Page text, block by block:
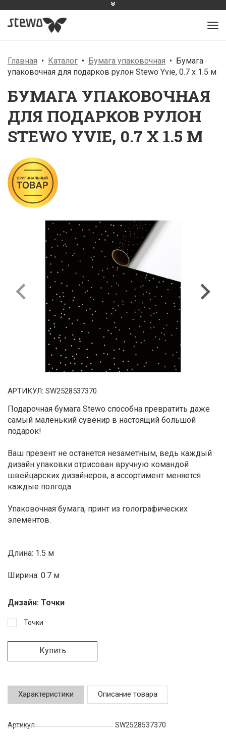
Главная Каталог Бумага упаковочная
Бумага
упаковочная для подарков рулон Stewo Yvie, 0.7 x 1.5 м
БУМАГА УПАКОВОЧНАЯ
ДЛЯ ПОДАРКОВ РУЛОН
STEWO YVIE, 0.7 X 1.5 М
АРТИКУЛ: SW2528537370
Подарочная бумага Stewo способна превратить даже
самый маленький сувенир в настоящий большой
подарок!
Ваш презент не останется незаметным, ведь каждый
дизайн упаковки отрисован вручную командой
швейцарских дизайнеров, а ассортимент меняется
каждые полгода.
Упаковочная бумага, принт из голографических
элементов.
Длина: 1.5 м
Ширина: 0.7 м
Дизайн: Точки
Точки
Купить
Характеристики Описание товара
Артикул
SW2528537370